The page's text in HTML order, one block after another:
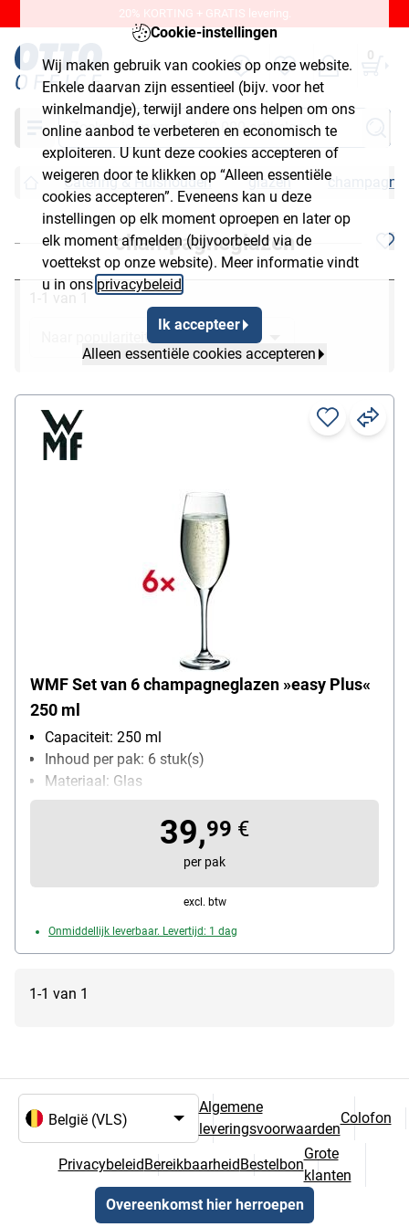
Cookie-instellingen
Wij maken gebruik van cookies op onze website.
Enkele daarvan zijn essentieel (bijv. voor het
winkelmandje), terwijl andere ons helpen om ons
online aanbod te verbeteren en economisch te
exploiteren. U kunt deze cookies accepteren of
weigeren door te klikken op “Alleen essentiële
cookies accepteren”. Eveneens kan u deze
instellingen op elk moment oproepen en later op
elk moment afmelden (bijvoorbeeld via de
voettekst op onze website). Meer informatie vindt
u in ons privacybeleid
Ik accepteer
Alleen essentiële cookies accepteren
20% KORTING + GRATIS levering.
0
Zoeken
Catering & Huishouden glazen
champagneglazen
1-1 van 1
WMF Set van 6 champagneglazen »easy Plus«
250 ml
Capaciteit: 250 ml
Inhoud per pak: 6 stuk(s)
Materiaal: Glas
Bijzonderheden: kristalglas
Vaatwasmachinebestendig (J/N): Ja
39,99 €
per pak
excl. btw
Onmiddellijk leverbaar. Levertijd: 1 dag
1-1 van 1
Algemene
leveringsvoorwaarden
Colofon
Privacybeleid Bereikbaarheid Bestelbon
Grote
klanten
Overeenkomst hier herroepen